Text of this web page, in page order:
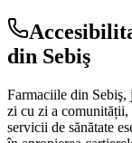
din Sebiş
Farmaciile din
zi cu zi a comunității,
servicii de sănătate